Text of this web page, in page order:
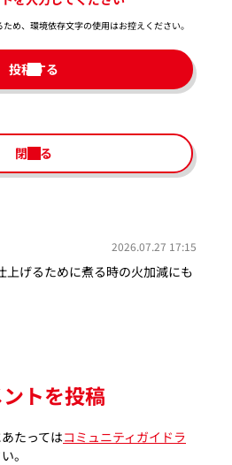
め、環境依存文字の使用はお控えください。​
投稿する
閉じる
2026.07.27 17:15
上げるために煮る時の火加減にも
トを投稿
たってはコミュニティガイドラ
。